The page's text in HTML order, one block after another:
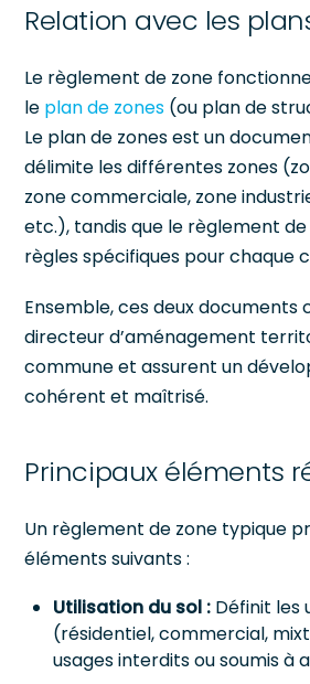
Relation avec les
Le règlement de zone
le plan de zones (ou plan de
Le plan de zones est un
délimite les différentes zones
zone commerciale, zone
etc.), tandis que le règlement
règles spécifiques pour chaque
Ensemble, ces deux
directeur d’aménagement
commune et assurent un
cohérent et maîtrisé.
Principaux éléments
Un règlement de zone typique
éléments suivants :
Utilisation du sol : Définit les
(résidentiel, commercial,
usages interdits ou soumis à